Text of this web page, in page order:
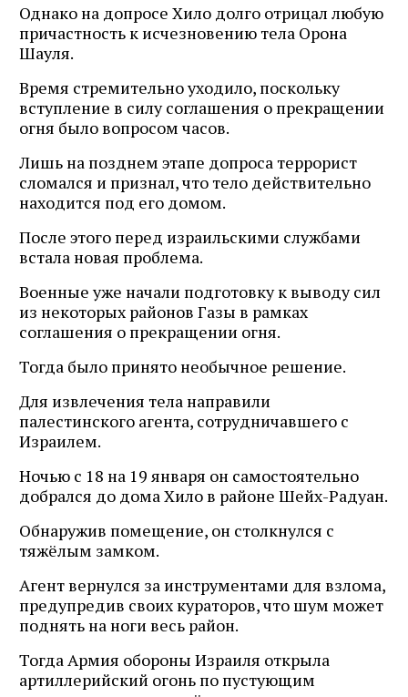
Однако на допросе Хило долго отрицал любую
причастность к исчезновению тела Орона
Шауля.
Время стремительно уходило, поскольку
вступление в силу соглашения о прекращении
огня было вопросом часов.
Лишь на позднем этапе допроса террорист
сломался и признал, что тело действительно
находится под его домом.
После этого перед израильскими службами
встала новая проблема.
Военные уже начали подготовку к выводу сил
из некоторых районов Газы в рамках
соглашения о прекращении огня.
Тогда было принято необычное решение.
Для извлечения тела направили
палестинского агента, сотрудничавшего с
Израилем.
Ночью с 18 на 19 января он самостоятельно
добрался до дома Хило в районе Шейх-Радуан.
Обнаружив помещение, он столкнулся с
тяжёлым замком.
Агент вернулся за инструментами для взлома,
предупредив своих кураторов, что шум может
поднять на ноги весь район.
Тогда Армия обороны Израиля открыла
артиллерийский огонь по пустующим